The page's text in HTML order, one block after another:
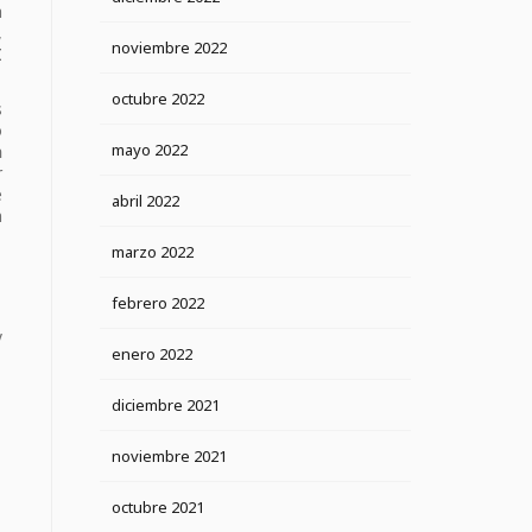
noviembre 2022
octubre 2022
mayo 2022
abril 2022
marzo 2022
febrero 2022
enero 2022
diciembre 2021
noviembre 2021
octubre 2021